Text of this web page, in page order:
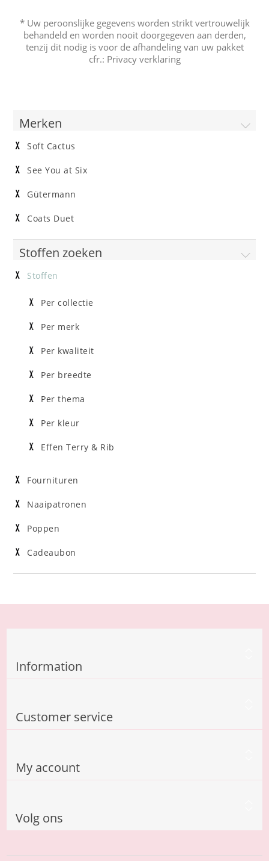
* Uw peroonslijke gegevens worden strikt vertrouwelijk
behandeld en worden nooit doorgegeven aan derden,
tenzij dit nodig is voor de afhandeling van uw pakket
cfr.: Privacy verklaring
Merken
Soft Cactus
See You at Six
Gütermann
Coats Duet
Stoffen zoeken
Stoffen
Per collectie
Per merk
Per kwaliteit
Per breedte
Per thema
Per kleur
Effen Terry & Rib
Fournituren
Naaipatronen
Poppen
Cadeaubon
Information
Customer service
My account
Volg ons